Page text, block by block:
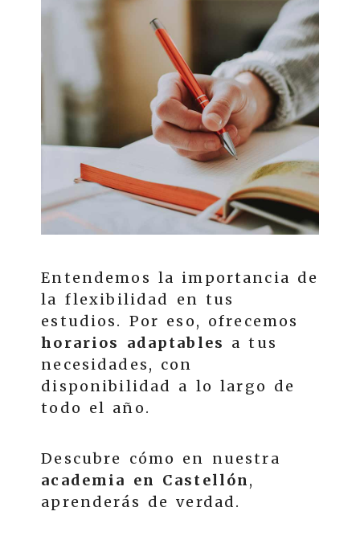
Entendemos la importancia de
la flexibilidad en tus
estudios. Por eso, ofrecemos
horarios adaptables a tus
necesidades, con
disponibilidad a lo largo de
todo el año.
Descubre cómo en nuestra
academia en Castellón,
aprenderás de verdad.